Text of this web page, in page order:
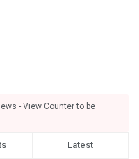
- View Counter to be
Latest